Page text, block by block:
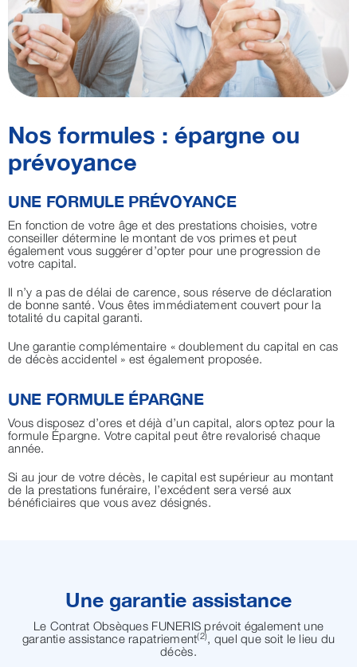
Nos formules : épargne ou
prévoyance
UNE FORMULE PRÉVOYANCE
En fonction de votre âge et des prestations choisies, votre
conseiller détermine le montant de vos primes et peut
également vous suggérer d’opter pour une progression de
votre capital.
Il n’y a pas de délai de carence, sous réserve de déclaration
de bonne santé. Vous êtes immédiatement couvert pour la
totalité du capital garanti.
Une garantie complémentaire « doublement du capital en cas
de décès accidentel » est également proposée.
UNE FORMULE ÉPARGNE
Vous disposez d’ores et déjà d’un capital, alors optez pour la
formule Épargne. Votre capital peut être revalorisé chaque
année.
Si au jour de votre décès, le capital est supérieur au montant
de la prestations funéraire, l’excédent sera versé aux
bénéficiaires que vous avez désignés.
Une garantie assistance
Le Contrat Obsèques FUNERIS prévoit également une
garantie assistance rapatriement(2), quel que soit le lieu du
décès.